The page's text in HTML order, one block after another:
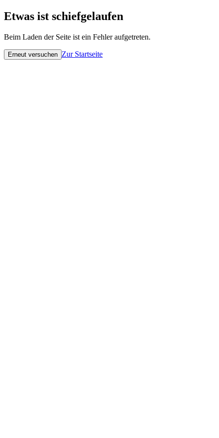
Etwas ist schiefgelaufen
Beim Laden der Seite ist ein Fehler aufgetreten.
Erneut versuchen Zur Startseite